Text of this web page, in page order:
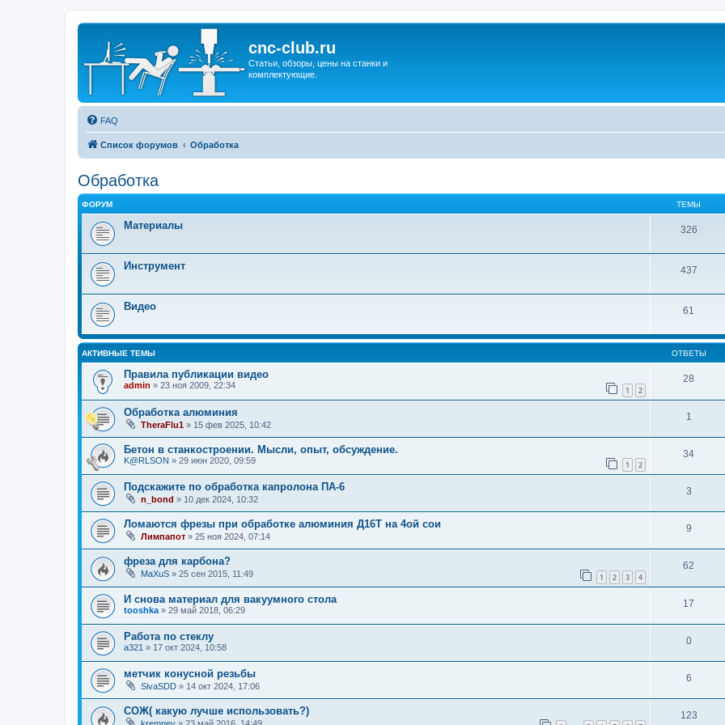
cnc-club.ru
Статьи, обзоры, цены на станки и
комплектующие.
FAQ
Список форумов Обработка
Обработка
ФОРУМ ТЕМЫ
Материалы 326
Инструмент 437
Видео 61
АКТИВНЫЕ ТЕМЫ ОТВЕТЫ
Правила публикации видео
admin » 23 ноя 2009, 22:34 1 2
28
Обработка алюминия
TheraFlu1 » 15 фев 2025, 10:42
1
Бетон в станкостроении. Мысли, опыт, обсуждение.
K@RLSON » 29 июн 2020, 09:59 1 2
34
Подскажите по обработка капролона ПА-6
n_bond » 10 дек 2024, 10:32
3
Ломаются фрезы при обработке алюминия Д16Т на 4ой сои
Лимпапот » 25 ноя 2024, 07:14
9
фреза для карбона?
MaXuS » 25 сен 2015, 11:49 1 2 3 4
62
И снова материал для вакуумного стола
tooshka » 29 май 2018, 06:29
17
Работа по стеклу
a321 » 17 окт 2024, 10:58
0
метчик конусной резьбы
SivaSDD » 14 окт 2024, 17:06
6
COЖ( какую лучше использовать?) 123